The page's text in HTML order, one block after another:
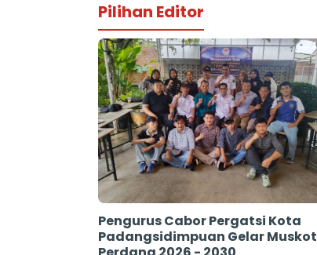
Pilihan Editor
Pengurus Cabor Pergatsi Kota
Padangsidimpuan Gelar Muskot